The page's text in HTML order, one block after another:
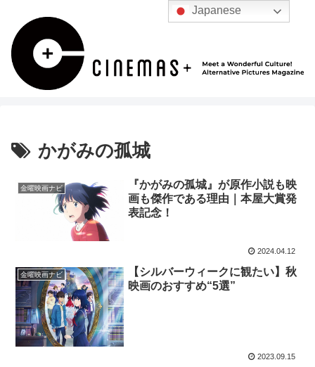
かがみの孤城
金曜映画ナビ
『かがみの孤城』が原作小説も映
画も傑作である理由｜本屋大賞発
表記念！
2024.04.12
金曜映画ナビ
【シルバーウィークに観たい】秋
映画のおすすめ“5選”
2023.09.15
Japanese